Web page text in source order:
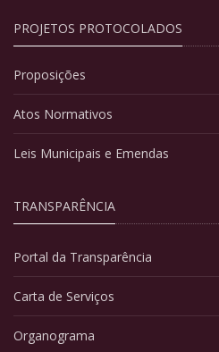
PROJETOS PROTOCOLADOS
Proposições
Atos Normativos
Leis Municipais e Emendas
TRANSPARÊNCIA
Portal da Transparência
Carta de Serviços
Organograma